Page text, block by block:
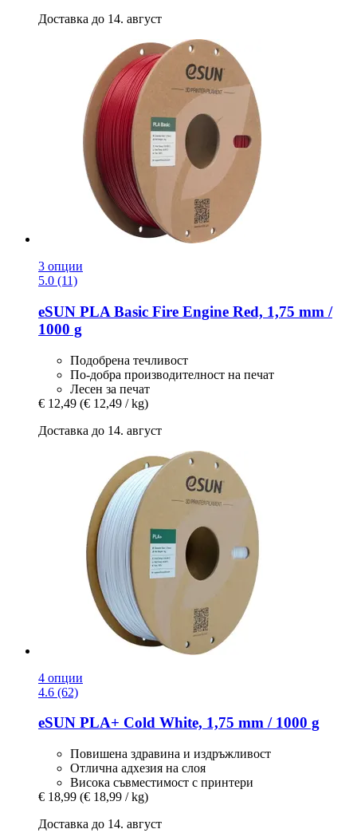
Доставка до 14. август
3 опции
5.0 (11)
eSUN PLA Basic Fire Engine Red, 1,75 mm /
1000 g
Подобрена течливост
По-добра производителност на печат
Лесен за печат
€ 12,49 (€ 12,49 / kg)
Доставка до 14. август
4 опции
4.6 (62)
eSUN PLA+ Cold White, 1,75 mm / 1000 g
Повишена здравина и издръжливост
Отлична адхезия на слоя
Висока съвместимост с принтери
€ 18,99 (€ 18,99 / kg)
Доставка до 14. август